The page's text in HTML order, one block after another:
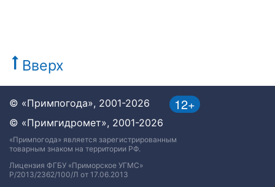
Вверх
12+
© «Примпогода», 2001-2026
© «Примгидромет», 2001-2026
«Примпогода» является зарегистрированным
товарным знаком на территории РФ.
Лицензия ФГБУ «Приморское УГМС»
Р/2013/2362/100/Л от 17.06.2013